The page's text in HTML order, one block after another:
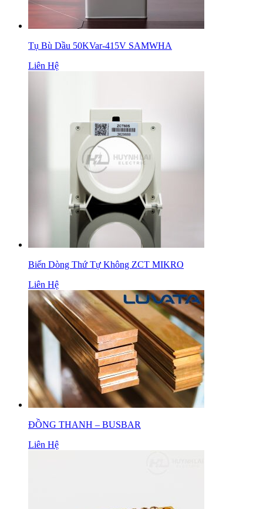
Tụ Bù Dầu 50KVar-415V SAMWHA
Liên Hệ
Biến Dòng Thứ Tự Không ZCT MIKRO
Liên Hệ
ĐỒNG THANH – BUSBAR
Liên Hệ